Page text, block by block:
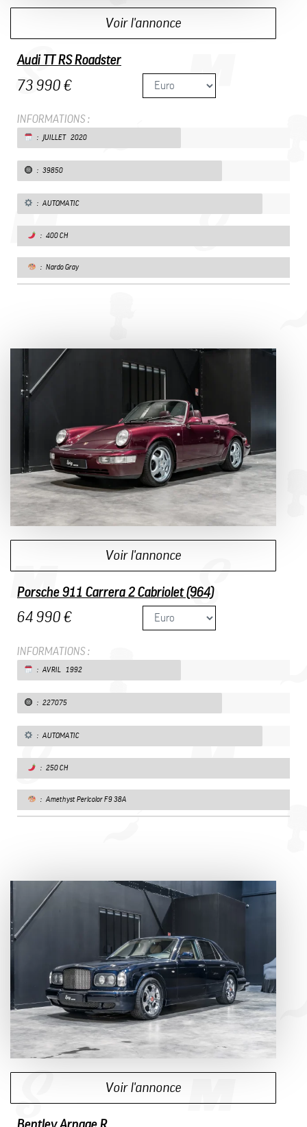
Voir l'annonce
Audi TT RS Roadster
73 990 €
INFORMATIONS :
: JUILLET 2020
: 39850
: AUTOMATIC
: 400 CH
: Nardo Gray
Voir l'annonce
Porsche 911 Carrera 2 Cabriolet (964)
64 990 €
INFORMATIONS :
: AVRIL 1992
: 227075
: AUTOMATIC
: 250 CH
: Amethyst Perlcolor F9 38A
Voir l'annonce
Bentley Arnage R